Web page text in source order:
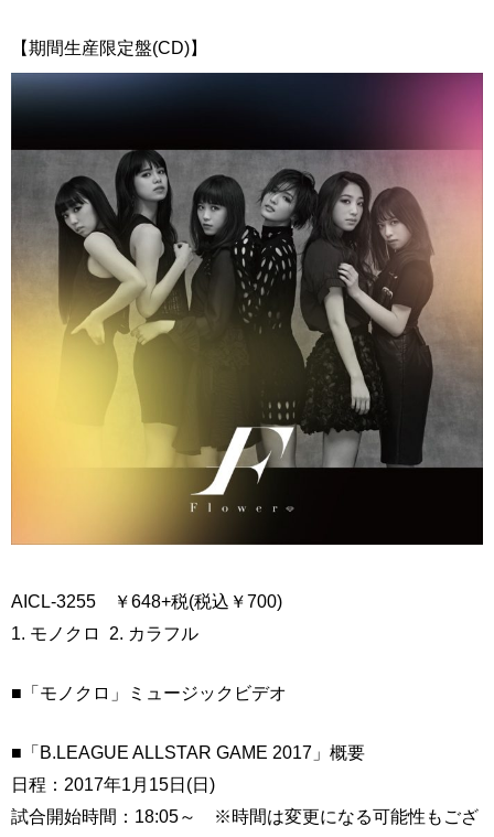
【期間生産限定盤(CD)】
AICL-3255 ￥648+税(税込￥700)
1. モノクロ 2. カラフル
■「モノクロ」ミュージックビデオ
■「B.LEAGUE ALLSTAR GAME 2017」概要
日程：2017年1月15日(日)
試合開始時間：18:05～ ※時間は変更になる可能性もござ